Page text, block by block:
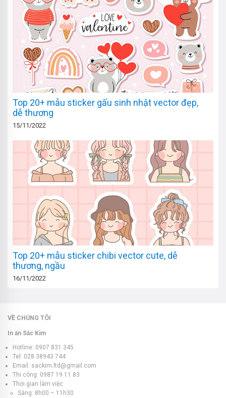
Top 20+ mẫu sticker gấu sinh nhật vector đẹp,
dễ thương
15/11/2022
Top 20+ mẫu sticker chibi vector cute, dễ
thương, ngầu
16/11/2022
VỀ CHÚNG TÔI
In ấn Sắc Kim
Hotline: 0907 831 345
Tel: 028 38943 744
Email: sackim.ltd@gmail.com
Thi công: 0987 19 11 83
Thời gian làm việc
Sáng: 8h00 – 11h30